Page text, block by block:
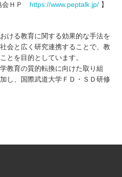
会ＨＰ https://www.peptalk.jp/】
ける教育に関する効果的な手法を
会と広く研究連携することで、教
とを目的としています。
教育の質的転換に向けた取り組
し、国際武道大学ＦＤ・ＳＤ研修